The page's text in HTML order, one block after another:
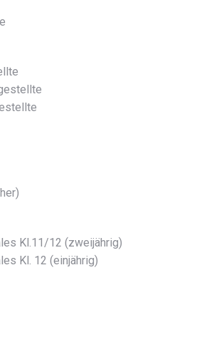
Kl.11/12 (zweijährig)
Kl. 12 (einjährig)